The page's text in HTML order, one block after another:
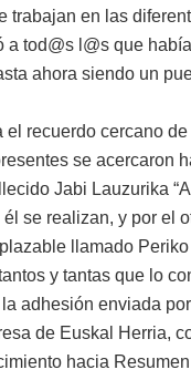
trabajan en las
a tod@s l@s que
ahora siendo un
recuerdo cercano
se acercaron
Jabi Lauzurika
se realizan, y por el
llamado
y tantas que lo
adhesión enviada
de Euskal Herria,
hacia